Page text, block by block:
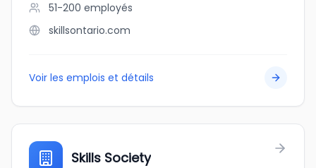
51-200 employés
skillsontario.com
Voir les emplois et détails
Skills Society